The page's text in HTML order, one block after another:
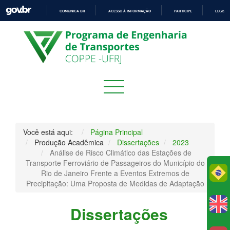
PARA
O
CONTEÚDO
COMUNICA BR ACESSO À INFORMAÇÃO PARTICIPE
Você está aqui:
Página Principal
Produção Acadêmica
Dissertações
2023
Análise de Risco Climático das Estações de
Transporte Ferroviário de Passageiros do Município do
Rio de Janeiro Frente a Eventos Extremos de
Precipitação: Uma Proposta de Medidas de Adaptação
Dissertações